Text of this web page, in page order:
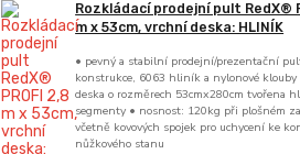
Rozkládací prodejní pult RedX®
m x 53cm, vrchní deska: HLINÍK
• pevný a stabilní prodejní/prezentační
konstrukce, 6063 hliník a nylonové
deska o rozměrech 53cmx280cm tvořena
segmenty • nosnost: 120kg při plošném
včetně kovových spojek pro uchycení ke
nůžkového stanu